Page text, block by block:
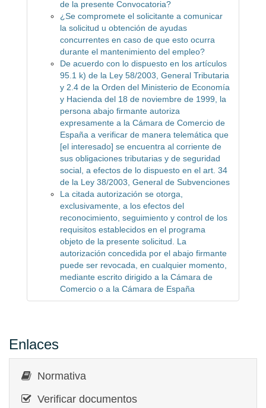
de la presente Convocatoria?
¿Se compromete el solicitante a comunicar
la solicitud u obtención de ayudas
concurrentes en caso de que esto ocurra
durante el mantenimiento del empleo?
De acuerdo con lo dispuesto en los artículos
95.1 k) de la Ley 58/2003, General Tributaria
y 2.4 de la Orden del Ministerio de Economía
y Hacienda del 18 de noviembre de 1999, la
persona abajo firmante autoriza
expresamente a la Cámara de Comercio de
España a verificar de manera telemática que
[el interesado] se encuentra al corriente de
sus obligaciones tributarias y de seguridad
social, a efectos de lo dispuesto en el art. 34
de la Ley 38/2003, General de Subvenciones
La citada autorización se otorga,
exclusivamente, a los efectos del
reconocimiento, seguimiento y control de los
requisitos establecidos en el programa
objeto de la presente solicitud. La
autorización concedida por el abajo firmante
puede ser revocada, en cualquier momento,
mediante escrito dirigido a la Cámara de
Comercio o a la Cámara de España
Enlaces
Normativa
Verificar documentos